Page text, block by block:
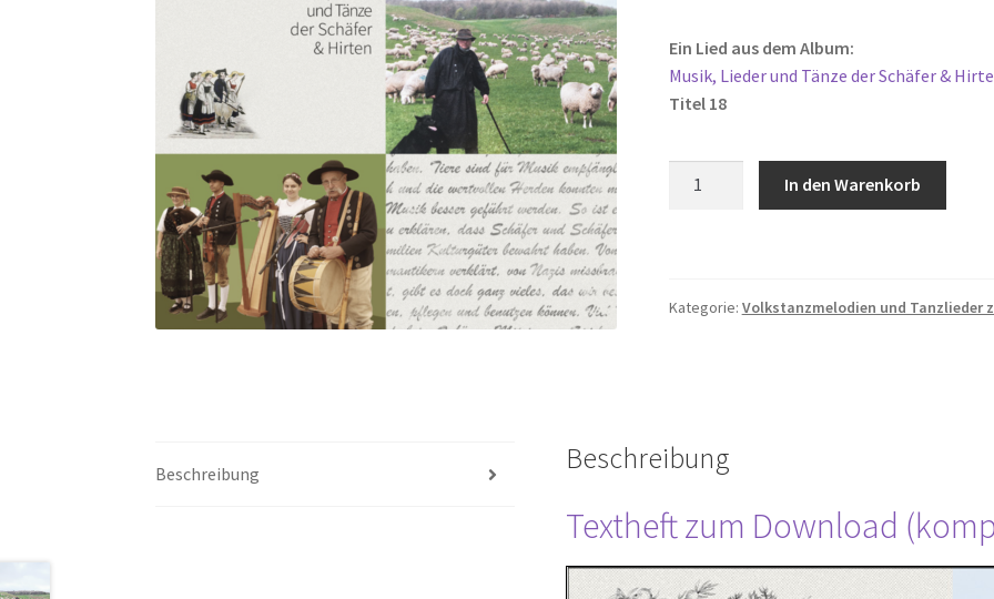
Ein Lied aus dem Album:
Musik, Lieder und Tänze der Schäfer &
Titel 18
In den Warenkorb
Kategorie: Volkstanzmelodien und Tanzlieder
Beschreibung Beschreibung
Textheft zum Download